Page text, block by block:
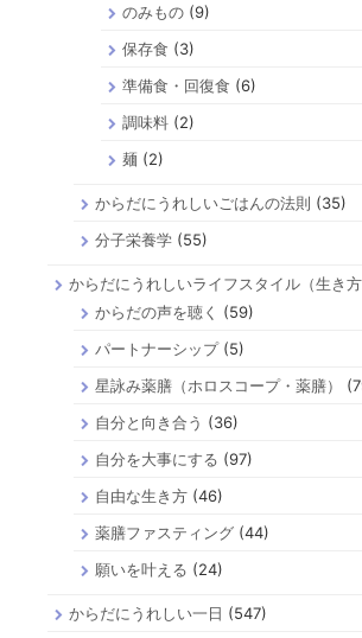
のみもの(9)
保存食 (3)
準備食・回復食 (6)
調味料(2)
麺 (2)
からだにうれしいごはんの法則 (35)
分子栄養学 (55)
からだにうれしいライフスタイル（生き方
からだの声を聴く
(59)
パートナーシップ(5)
星詠み薬膳（ホロスコープ・薬膳）
自分と向き合う (36)
自分を大事にする (97)
自由な生き方 (46)
薬膳ファスティング (44)
願いを叶える (24)
からだにうれしい一日 (547)